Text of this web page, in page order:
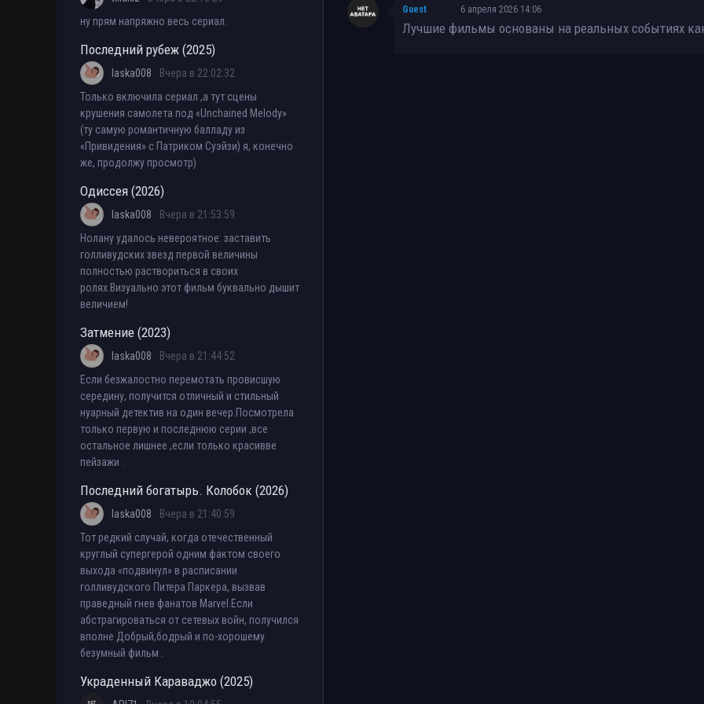
Guest 6 апреля 2026 14:06
Лучшие фильмы основаны на реальных событиях
ну прям напряжно весь сериал.
Последний рубеж (2025)
laska008
Вчера в 22:02:32
Только включила сериал ,а тут сцены
крушения самолета под «Unchained Melody»
(ту самую романтичную балладу из
«Привидения» с Патриком Суэйзи) я, конечно
же, продолжу просмотр)
Одиссея (2026)
laska008
Вчера в 21:53:59
Нолану удалось невероятное: заставить
голливудских звезд первой величины
полностью раствориться в своих
ролях.Визуально этот фильм буквально дышит
величием!
Затмение (2023)
laska008
Вчера в 21:44:52
Если безжалостно перемотать провисшую
середину, получится отличный и стильный
нуарный детектив на один вечер.Посмотрела
только первую и последнюю серии ,все
остальное лишнее ,если только красивве
пейзажи .
Последний богатырь. Колобок (2026)
laska008
Вчера в 21:40:59
Тот редкий случай, когда отечественный
круглый супергерой одним фактом своего
выхода «подвинул» в расписании
голливудского Питера Паркера, вызвав
праведный гнев фанатов Marvel.Если
абстрагироваться от сетевых войн, получился
вполне Добрый,бодрый и по-хорошему
безумный фильм .
Украденный Караваджо (2025)